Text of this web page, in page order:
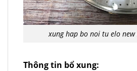
xung hap bo noi tu elo
Thông tin bổ xung: